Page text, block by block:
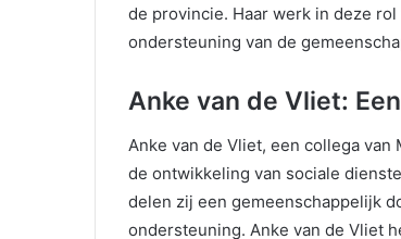
de provincie. Haar werk in deze
ondersteuning van de
Anke van de Vliet:
Anke van de Vliet, een collega
de ontwikkeling van sociale
delen zij een gemeenschappelijk
ondersteuning. Anke van de Vliet